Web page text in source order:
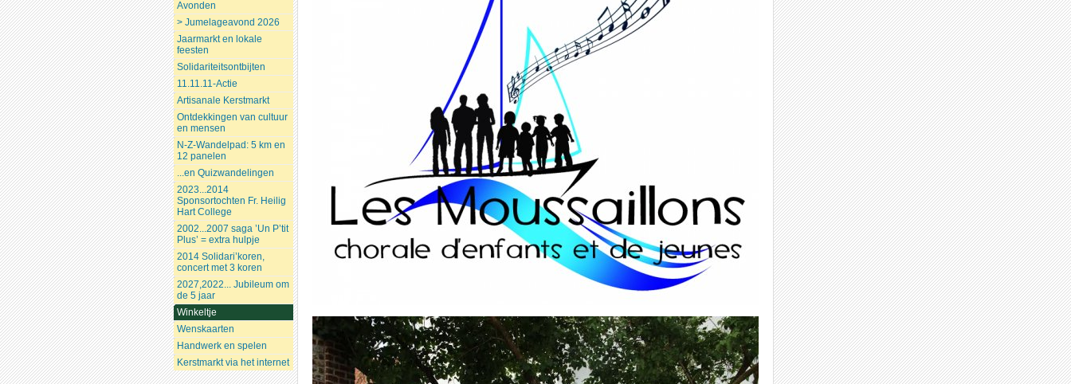
Avonden
> Jumelageavond 2026
Jaarmarkt en lokale
feesten
Solidariteitsontbijten
11.11.11-Actie
Artisanale Kerstmarkt
Ontdekkingen van cultuur
en mensen
N-Z-Wandelpad: 5 km en
12 panelen
...en Quizwandelingen
2023...2014
Sponsortochten Fr. Heilig
Hart College
2002...2007 saga ’Un P’tit
Plus’ = extra hulpje
2014 Solidari’koren,
concert met 3 koren
2027,2022... Jubileum om
de 5 jaar
Winkeltje
Wenskaarten
Handwerk en spelen
Kerstmarkt via het internet